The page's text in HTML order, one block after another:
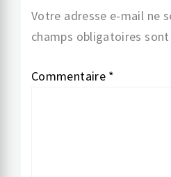
Votre adresse e-mail ne
champs obligatoires
Commentaire *